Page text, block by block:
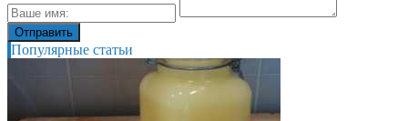
Популярные статьи